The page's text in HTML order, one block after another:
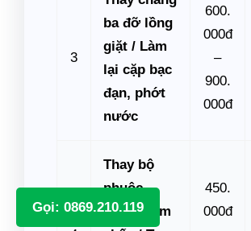
Gọi: 0869.210.119
3
ba đỡ lồng
giặt / Làm
lại cặp bạc
đạn, phớt
nước
600.
000đ
–
900.
000đ
Thay bộ
phuộc
nhún giảm
450.
000đ